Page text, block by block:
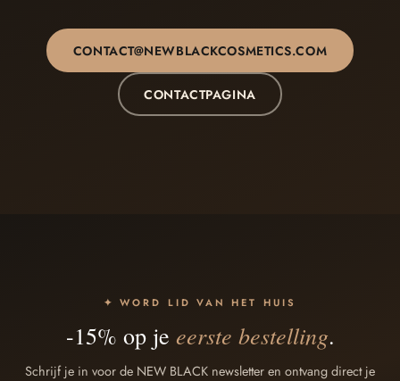
CONTACT@NEWBLACKCOSMETICS.COM
CONTACTPAGINA
✦ WORD LID VAN HET HUIS
-15% op je eerste bestelling.
Schrijf je in voor de NEW BLACK newsletter en ontvang direct je